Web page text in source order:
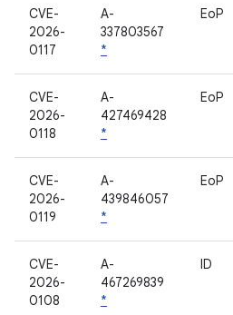
CVE-
2026-
0117
A-
337803567
*
EoP
CVE-
2026-
0118
A-
427469428
*
EoP
CVE-
2026-
0119
A-
439846057
*
EoP
CVE-
2026-
0108
A-
467269839
*
ID